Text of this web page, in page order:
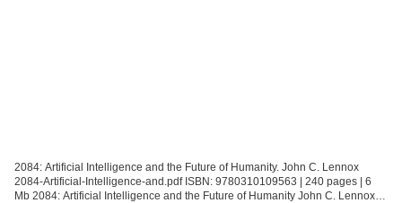
2084: Artificial Intelligence and the Future of Humanity. John C. Lennox
2084-Artificial-Intelligence-and.pdf ISBN: 9780310109563 | 240 pages | 6
Mb 2084: Artificial Intelligence and the Future of Humanity John C. Lennox